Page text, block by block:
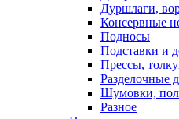
Дуршлаги,
Консервные
Подносы
Подставки и
Прессы,
Разделочные
Шумовки,
Разное